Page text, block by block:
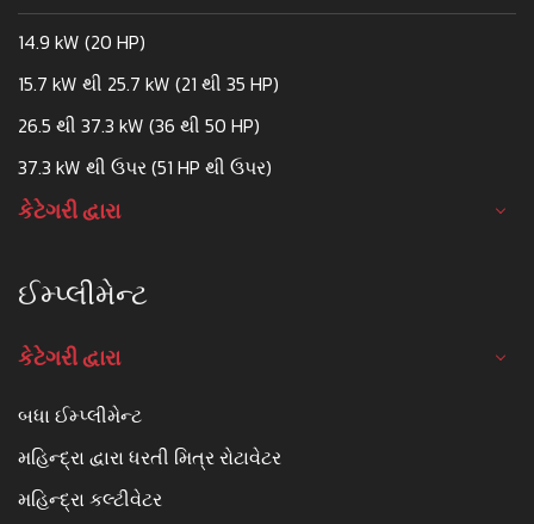
14.9 kW (20 HP)
15.7 kW થી 25.7 kW (21 થી 35 HP)
26.5 થી 37.3 kW (36 થી 50 HP)
37.3 kW થી ઉપર (51 HP થી ઉપર)
કેટેગરી દ્વારા
ઈમ્પ્લીમેન્ટ
કેટેગરી દ્વારા
બધા ઈમ્પ્લીમેન્ટ
મહિન્દ્રા દ્વારા ધરતી મિત્ર રોટાવેટર
મહિન્દ્રા કલ્ટીવેટર